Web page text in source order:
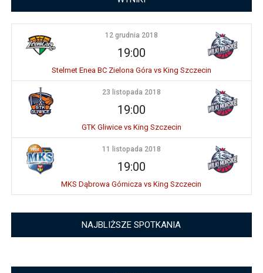
12 grudnia 2018
19:00
Stelmet Enea BC Zielona Góra vs King Szczecin
23 listopada 2018
19:00
GTK Gliwice vs King Szczecin
11 listopada 2018
19:00
MKS Dąbrowa Górnicza vs King Szczecin
NAJBLIŻSZE SPOTKANIA